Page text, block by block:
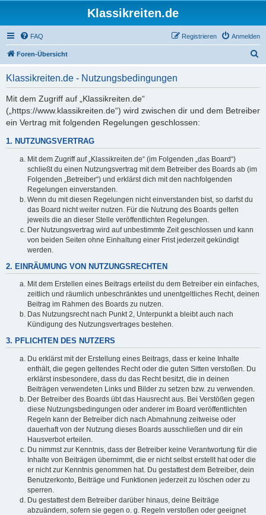
Klassikreiten.de
FAQ Anmelden
Registrieren
Foren-Übersicht
e
Klassikreiten.de - Nutzungsbedingungen
Mit dem Zugriff auf „Klassikreiten.de“
(„https://www.klassikreiten.de“) wird zwischen dir und dem Betreiber
ein Vertrag mit folgenden Regelungen geschlossen:
1. NUTZUNGSVERTRAG
Mit dem Zugriff auf „Klassikreiten.de“ (im Folgenden „das Board“)
schließt du einen Nutzungsvertrag mit dem Betreiber des Boards ab (im
Folgenden „Betreiber“) und erklärst dich mit den nachfolgenden
Regelungen einverstanden.
Wenn du mit diesen Regelungen nicht einverstanden bist, so darfst du
das Board nicht weiter nutzen. Für die Nutzung des Boards gelten
jeweils die an dieser Stelle veröffentlichten Regelungen.
Der Nutzungsvertrag wird auf unbestimmte Zeit geschlossen und kann
von beiden Seiten ohne Einhaltung einer Frist jederzeit gekündigt
werden.
2. EINRÄUMUNG VON NUTZUNGSRECHTEN
Mit dem Erstellen eines Beitrags erteilst du dem Betreiber ein einfaches,
zeitlich und räumlich unbeschränktes und unentgeltliches Recht, deinen
Beitrag im Rahmen des Boards zu nutzen.
Das Nutzungsrecht nach Punkt 2, Unterpunkt a bleibt auch nach
Kündigung des Nutzungsvertrages bestehen.
3. PFLICHTEN DES NUTZERS
Du erklärst mit der Erstellung eines Beitrags, dass er keine Inhalte
enthält, die gegen geltendes Recht oder die guten Sitten verstoßen. Du
erklärst insbesondere, dass du das Recht besitzt, die in deinen
Beiträgen verwendeten Links und Bilder zu setzen bzw. zu verwenden.
Der Betreiber des Boards übt das Hausrecht aus. Bei Verstößen gegen
diese Nutzungsbedingungen oder anderer im Board veröffentlichten
Regeln kann der Betreiber dich nach Abmahnung zeitweise oder
dauerhaft von der Nutzung dieses Boards ausschließen und dir ein
Hausverbot erteilen.
Du nimmst zur Kenntnis, dass der Betreiber keine Verantwortung für die
Inhalte von Beiträgen übernimmt, die er nicht selbst erstellt hat oder die
er nicht zur Kenntnis genommen hat. Du gestattest dem Betreiber, dein
Benutzerkonto, Beiträge und Funktionen jederzeit zu löschen oder zu
sperren.
Du gestattest dem Betreiber darüber hinaus, deine Beiträge
abzuändern, sofern sie gegen o. g. Regeln verstoßen oder geeignet